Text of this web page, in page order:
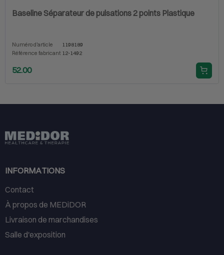
Baseline Séparateur de pulsations 2 points Plastique
Numéro d'article
1198189
Référence fabricant 12-1492
52.00
INFORMATIONS
Contact
À propos de MEDiDOR
Livraison de marchandises
Salle d'exposition